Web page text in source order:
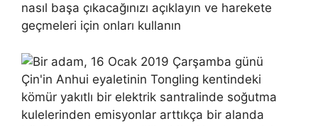
nasıl başa çıkacağınızı açıklayın ve harekete
geçmeleri için onları kullanın